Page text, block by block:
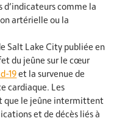
d’indicateurs comme la
artérielle ou la
Salt Lake City publiée en
du jeûne sur le cœur
19et la survenue de
cardiaque. Les
que le jeûne intermittent
et de décès liés à